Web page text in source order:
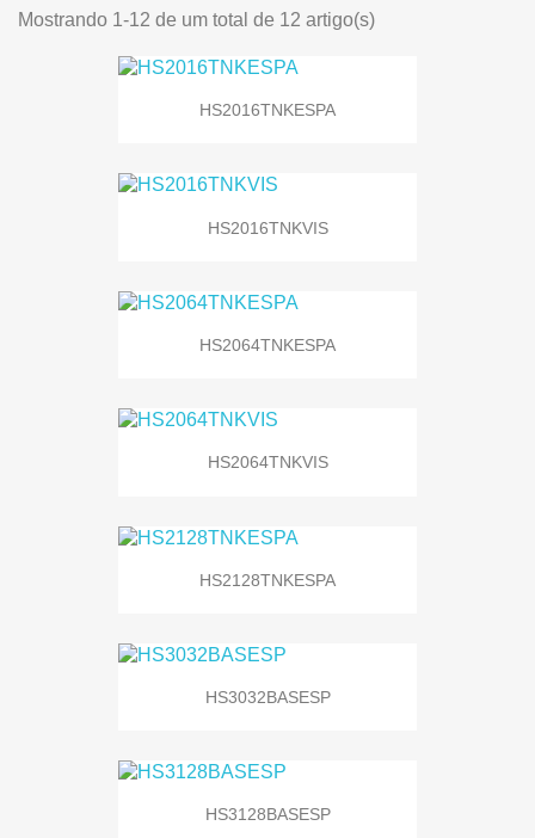
Mostrando 1-12 de um total de 12 artigo(s)
HS2016TNKESPA
HS2016TNKVIS
HS2064TNKESPA
HS2064TNKVIS
HS2128TNKESPA
HS3032BASESP
HS3128BASESP